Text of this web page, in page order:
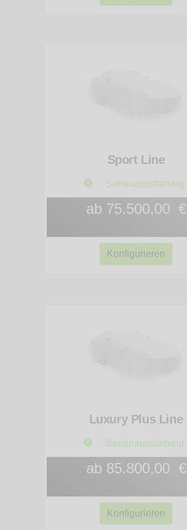
Sport Line
Serienausstattung
ab 75.500,00 €
Konfigurieren
Luxury Plus Line
Serienausstattung
ab 85.800,00 €
Konfigurieren